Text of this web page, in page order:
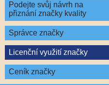
Podejte svůj návrh na
přiznání značky kvality
Správce značky
Licenční využití značky
Ceník značky